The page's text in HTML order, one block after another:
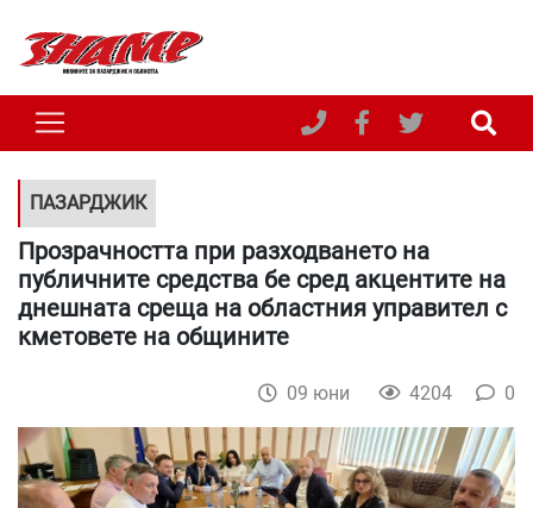
ПАЗАРДЖИК
Прозрачността при разходването на
публичните средства бе сред акцентите на
днешната среща на областния управител с
кметовете на общините
09 юни 4204 0